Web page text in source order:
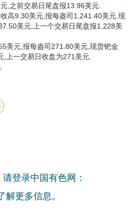
,之前交易日尾盘报13.96美元.
高9.30美元,报每盎司1,241.40美元.现
美元,上一个交易日尾盘报1,228美
美元,报每盎司271.80美元,现货钯金
,上一交易日收盘为271美元.
登录中国有色网：
解更多信息。